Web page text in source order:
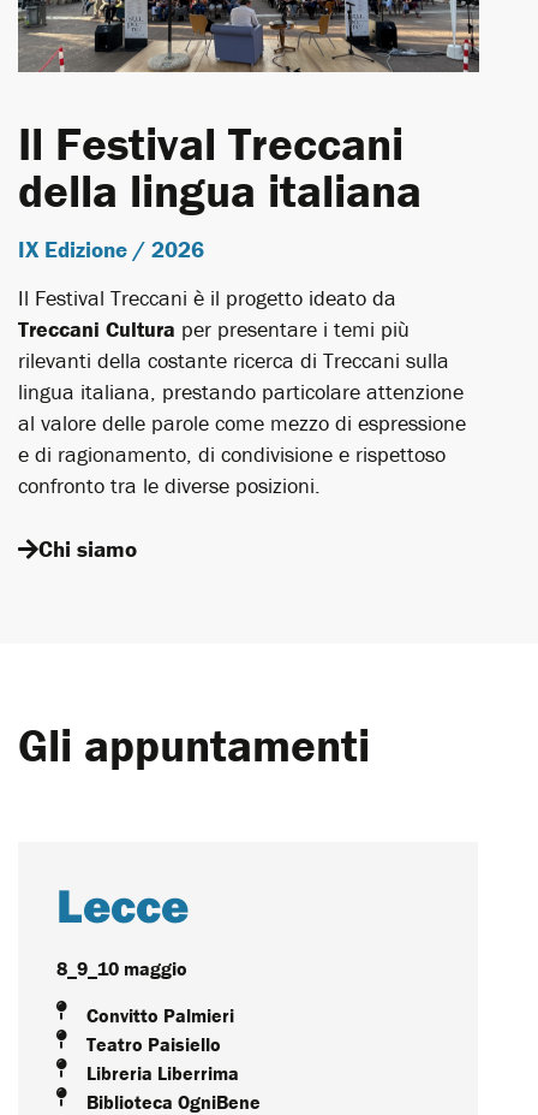
Il Festival Treccani
della lingua italiana
IX Edizione / 2026
Il Festival Treccani è il progetto ideato da
Treccani Cultura per presentare i temi più
rilevanti della costante ricerca di Treccani sulla
lingua italiana, prestando particolare attenzione
al valore delle parole come mezzo di espressione
e di ragionamento, di condivisione e rispettoso
confronto tra le diverse posizioni.
Chi siamo
Gli appuntamenti
Lecce
8_9_10 maggio
Convitto Palmieri
Teatro Paisiello
Libreria Liberrima
Biblioteca OgniBene